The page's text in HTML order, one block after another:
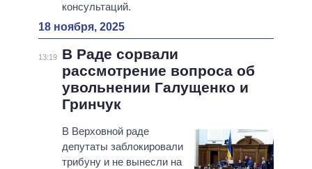
консультаций.
18 ноября, 2025
13:19
В Раде сорвали
рассмотрение вопроса об
увольнении Галущенко и
Гринчук
В Верховной раде
депутаты заблокировали
трибуну и не вынесли на